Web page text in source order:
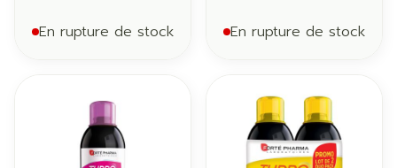
En rupture de stock En rupture de stock